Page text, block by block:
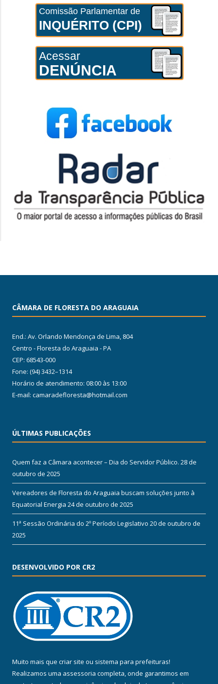
Comissão Parlamentar de
INQUÉRITO (CPI)
Acessar
DENÚNCIA
CÂMARA DE FLORESTA DO ARAGUAIA
End.: Av. Orlando Mendonça de Lima, 804
Centro - Floresta do Araguaia - PA
CEP: 68543-000
Fone: (94) 3432–1314
Horário de atendimento: 08:00 às 13:00
E-mail: camaradefloresta@hotmail.com
ÚLTIMAS PUBLICAÇÕES
Quem faz a Câmara acontecer – Dia do Servidor Público. 28 de
outubro de 2025
Vereadores de Floresta do Araguaia buscam soluções junto à
Equatorial Energia 24 de outubro de 2025
11ª Sessão Ordinária do 2º Período Legislativo 20 de outubro de
2025
DESENVOLVIDO POR CR2
Muito mais que criar site ou sistema para prefeituras!
Realizamos uma assessoria completa, onde garantimos em